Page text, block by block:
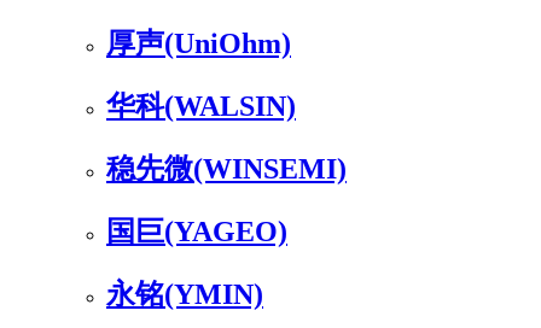
厚声(UniOhm)
华科(WALSIN)
稳先微(WINSEMI)
国巨(YAGEO)
永铭(YMIN)